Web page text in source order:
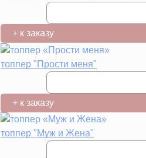
+ к заказу
топпер "Прости меня"
+ к заказу
топпер "Муж и Жена"